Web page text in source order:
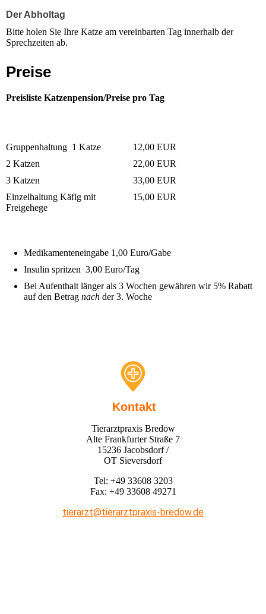
Der Abholtag
Bitte holen Sie Ihre Katze am vereinbarten Tag innerhalb der
Sprechzeiten ab.
Preise
Preisliste Katzenpension/Preise pro Tag
Gruppenhaltung 1 Katze
12,00 EUR
2 Katzen
22,00 EUR
3 Katzen
33,00 EUR
Einzelhaltung Käfig mit
Freigehege
15,00 EUR
Medikamenteneingabe 1,00 Euro/Gabe
Insulin spritzen 3,00 Euro/Tag
Bei Aufenthalt länger als 3 Wochen gewähren wir 5% Rabatt
auf den Betrag nach der 3. Woche
Kontakt
Tierarztpraxis Bredow
Alte Frankfurter Straße 7
15236 Jacobsdorf /
OT Sieversdorf
Tel: +49 33608 3203
Fax: +49 33608 49271
tierarzt@tierarztpraxis-bredow.de